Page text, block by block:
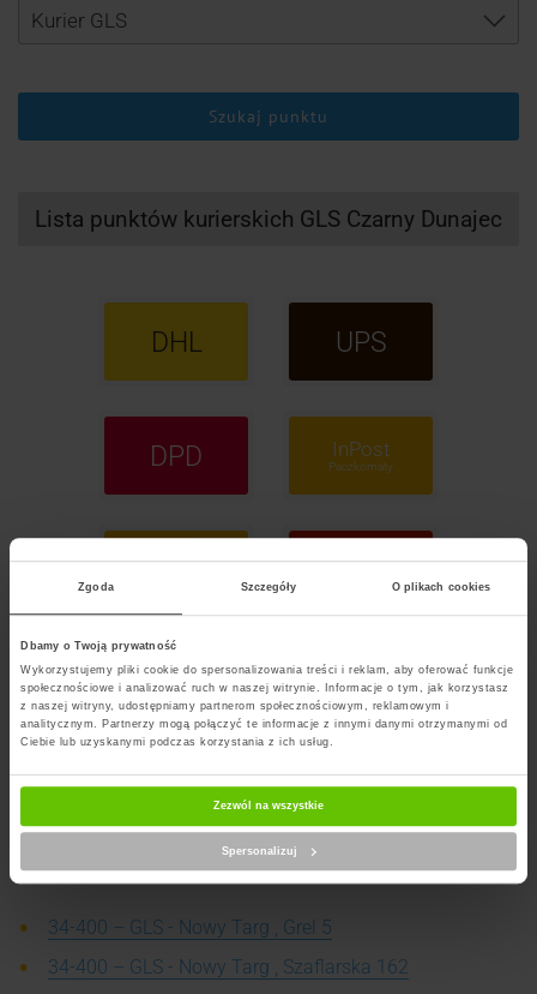
Zgoda Szczegóły O plikach cookies
Dbamy o Twoją prywatność
Wykorzystujemy pliki cookie do spersonalizowania treści i reklam, aby oferować funkcje
społecznościowe i analizować ruch w naszej witrynie. Informacje o tym, jak korzystasz
z naszej witryny, udostępniamy partnerom społecznościowym, reklamowym i
analitycznym. Partnerzy mogą połączyć te informacje z innymi danymi otrzymanymi od
Ciebie lub uzyskanymi podczas korzystania z ich usług.
Zezwól na wszystkie
Spersonalizuj
Szukaj punktu
Lista punktów kurierskich GLS Czarny Dunajec
DHL UPS
DPD InPost
Paczkomaty
InPost ORLEN
GLS FedEx
POCZTA
Polska
34-400 – GLS - Nowy Targ , Grel 5
34-400 – GLS - Nowy Targ , Szaflarska 162